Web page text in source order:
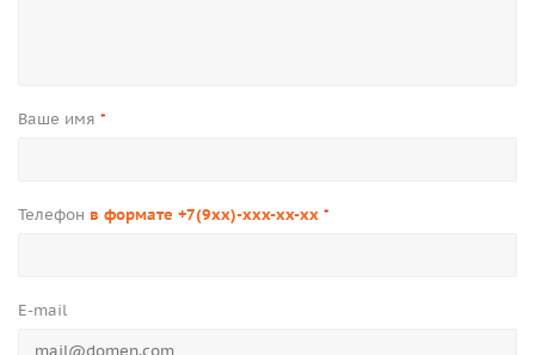
Ваше имя *
Телефон в формате +7(9xx)-xxx-xx-xx *
E-mail